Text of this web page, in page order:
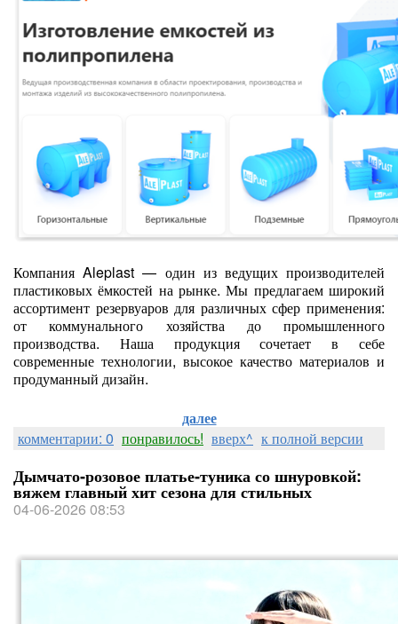
Компания Aleplast — один из ведущих производителей
пластиковых ёмкостей на рынке. Мы предлагаем широкий
ассортимент резервуаров для различных сфер применения:
от коммунального хозяйства до промышленного
производства. Наша продукция сочетает в себе
современные технологии, высокое качество материалов и
продуманный дизайн.
далее
комментарии: 0 понравилось! вверх^ к полной версии
Дымчато‑розовое платье‑туника со шнуровкой:
вяжем главный хит сезона для стильных
04-06-2026 08:53